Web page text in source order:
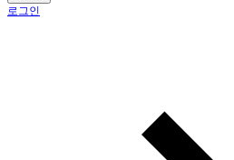
로그인